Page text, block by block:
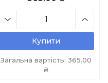
Купити
Загальна вартість: 365.00
₴